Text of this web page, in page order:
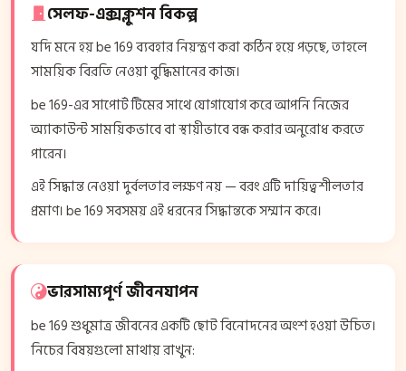
সেলফ-এক্সক্লুশন বিকল্প
যদি মনে হয় be 169 ব্যবহার নিয়ন্ত্রণ করা কঠিন হয়ে পড়ছে, তাহলে
সাময়িক বিরতি নেওয়া বুদ্ধিমানের কাজ।
be 169-এর সাপোর্ট টিমের সাথে যোগাযোগ করে আপনি নিজের
অ্যাকাউন্ট সাময়িকভাবে বা স্থায়ীভাবে বন্ধ করার অনুরোধ করতে
পারেন।
এই সিদ্ধান্ত নেওয়া দুর্বলতার লক্ষণ নয় — বরং এটি দায়িত্বশীলতার
প্রমাণ। be 169 সবসময় এই ধরনের সিদ্ধান্তকে সম্মান করে।
ভারসাম্যপূর্ণ জীবনযাপন
be 169 শুধুমাত্র জীবনের একটি ছোট বিনোদনের অংশ হওয়া উচিত।
নিচের বিষয়গুলো মাথায় রাখুন: